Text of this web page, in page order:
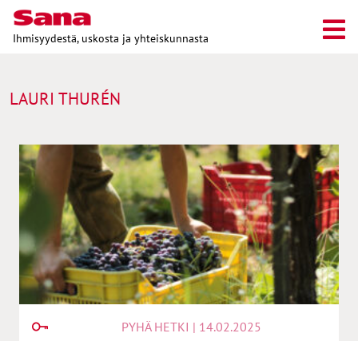
Ihmisyydestä, uskosta ja yhteiskunnasta
LAURI THURÉN
PYHÄ HETKI | 14.02.2025